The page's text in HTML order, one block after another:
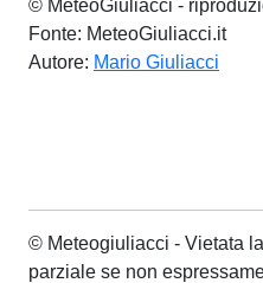
© MeteoGiuliacci -
Fonte: MeteoGiuliacci.it
Autore: Mario Giuliacci
© Meteogiuliacci - Vietata
parziale se non